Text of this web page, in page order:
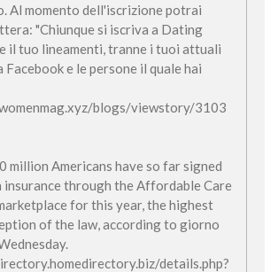
Al momento dell'iscrizione potrai
"Chiunque si iscriva a Dating
il tuo lineamenti, tranne i tuoi attuali
Facebook e le persone il quale hai
blogs/viewstory/3103
million Americans have so far signed
insurance through the Affordable Care
for this year, the highest
of the law, according to giorno
details.php?